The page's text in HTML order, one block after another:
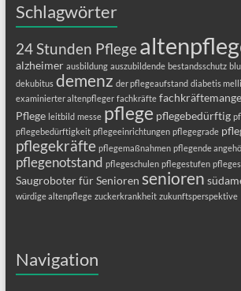
Schlagwörter
24 Stunden Pflege
alzheimer ausbildung auszubildende bestandsschutz
dekubitus demenz der pflegeaufstand diabetis
examinierter altenpfleger fachkräfte
Pflege leitbild messe pflege pflegebedürftig
pflegebedürftigkeit pflegeeinrichtungen pflegegrade
pflegekräfte pflegemaßnahmen pflegende
pflegenotstand pflegeschulen pflegestufen
Saugroboter für Senioren senioren
würdige altenpflege zuckerkrankheit zukunftsperspektive
Navigation